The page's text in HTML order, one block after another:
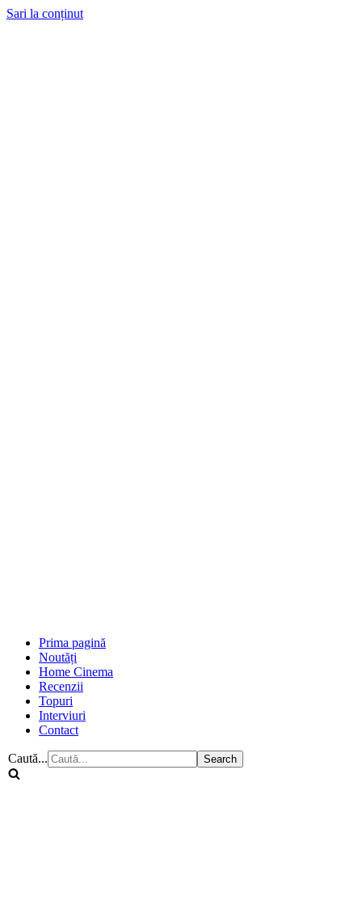
Sari la conținut
Prima pagină
Noutăți
Home Cinema
Recenzii
Topuri
Interviuri
Contact
Caută...